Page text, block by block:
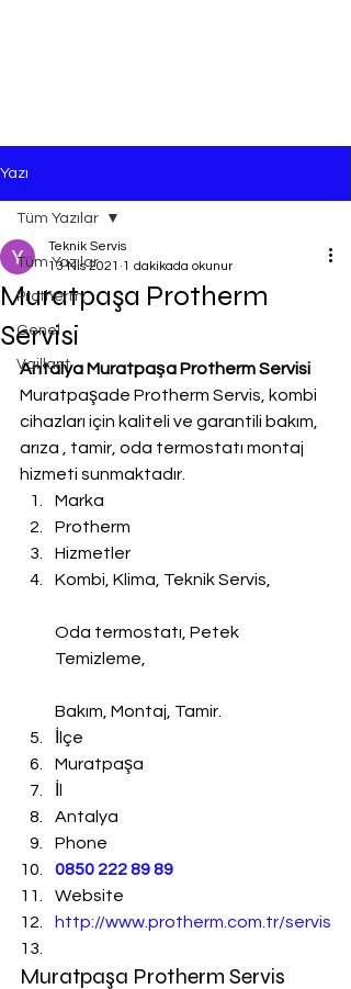
Yazı
Tüm Yazılar
Protherm
Genel
Vaillant
Tüm Yazılar
Muratpaşa Protherm
Servisi
Teknik Servis
13 Nis 2021 1 dakikada okunur
Antalya Muratpaşa Protherm Servisi
Muratpaşade Protherm Servis, kombi
cihazları için kaliteli ve garantili bakım,
arıza , tamir, oda termostatı montaj
hizmeti sunmaktadır.
Marka
Protherm
Hizmetler
Kombi, Klima, Teknik Servis,
Oda termostatı, Petek
Temizleme,
Bakım, Montaj, Tamir.
İlçe
Muratpaşa
Antalya
Phone
0850 222 89 89
Website
http://www.protherm.com.tr/servis
Muratpaşa Protherm Servis